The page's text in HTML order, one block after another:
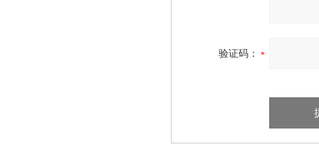
验证码：